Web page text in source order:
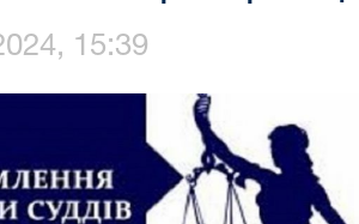
15:39